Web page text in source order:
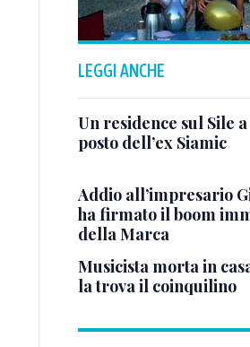
LEGGI ANCHE
Un residence sul Sile
posto dell’ex Siamic
Addio all’impresario
ha firmato il boom
della Marca
Musicista morta in
la trova il coinquilino